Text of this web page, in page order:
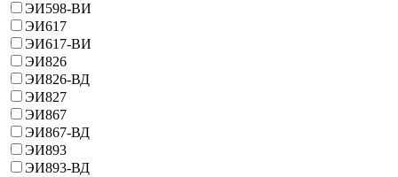
ЭИ598-ВИ
ЭИ617
ЭИ617-ВИ
ЭИ826
ЭИ826-ВД
ЭИ827
ЭИ867
ЭИ867-ВД
ЭИ893
ЭИ893-ВД